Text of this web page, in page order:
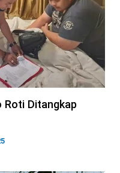
Roti Ditangkap